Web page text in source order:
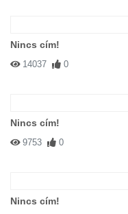
Nincs cím!
14037 0
Nincs cím!
9753 0
Nincs cím!